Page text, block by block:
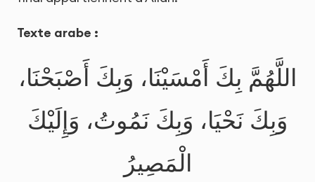
Texte arabe :
اللَّهُمَّ بِكَ أَمْسَيْنَا، وَبِكَ أَصْبَحْنَا،
وَبِكَ نَحْيَا، وَبِكَ نَمُوتُ، وَإِلَيْكَ
الْمَصِيرُ